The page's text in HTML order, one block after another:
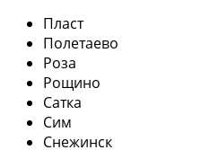
Пласт
Полетаево
Роза
Рощино
Сатка
Сим
Снежинск